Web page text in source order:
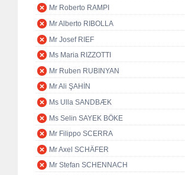
Mr Roberto RAMPI
Mr Alberto RIBOLLA
Mr Josef RIEF
Ms Maria RIZZOTTI
Mr Ruben RUBINYAN
Mr Ali ŞAHİN
Ms Ulla SANDBÆK
Ms Selin SAYEK BÖKE
Mr Filippo SCERRA
Mr Axel SCHÄFER
Mr Stefan SCHENNACH